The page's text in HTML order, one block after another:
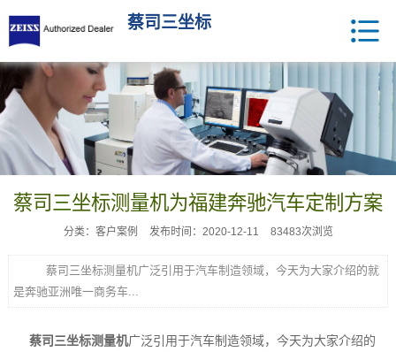
蔡司三坐标
蔡司三坐标测量机为福建奔驰汽车定制方案
分类：客户案例 发布时间：2020-12-11 83483次浏览
蔡司三坐标测量机广泛引用于汽车制造领域，今天为大家介绍的就
是奔驰亚洲唯一商务车...
蔡司三坐标测量机广泛引用于汽车制造领域，今天为大家介绍的